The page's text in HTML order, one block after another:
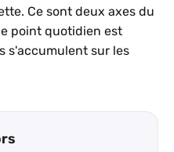
Ce sont deux axes du
point quotidien est
s'accumulent sur les